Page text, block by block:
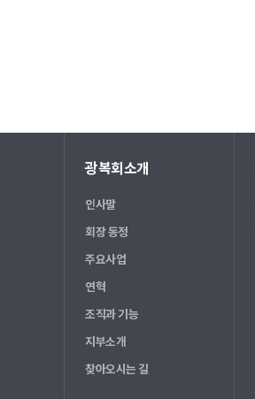
광복회소개
인사말
회장 동정
주요사업
연혁
조직과 기능
지부소개
찾아오시는 길